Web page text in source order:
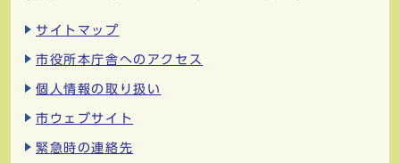
サイトマップ
市役所本庁舎へのアクセス
個人情報の取り扱い
市ウェブサイト
緊急時の連絡先